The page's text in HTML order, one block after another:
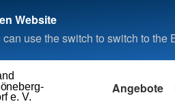
Website
use the switch to switch to the
e. V.
Angebote